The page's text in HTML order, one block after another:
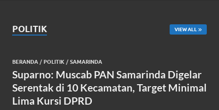
POLITIK VIEW ALL
BERANDA / POLITIK / SAMARINDA
Suparno: Muscab PAN Samarinda Digelar
Serentak di 10 Kecamatan, Target Minimal
Lima Kursi DPRD